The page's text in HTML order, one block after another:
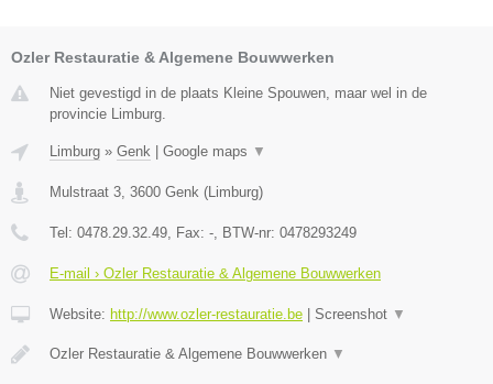
Ozler Restauratie & Algemene Bouwwerken
Niet gevestigd in de plaats Kleine Spouwen, maar wel in de
provincie Limburg.
Limburg » Genk Google maps ▼
Mulstraat 3 3600 Genk ( Limburg)
Tel: 0478.29.32.49 , Fax: - , BTW-nr: 0478293249
E-mail › Ozler Restauratie & Algemene Bouwwerken
Website: http://www.ozler-restauratie.be Screenshot ▼
Ozler Restauratie & Algemene Bouwwerken ▼